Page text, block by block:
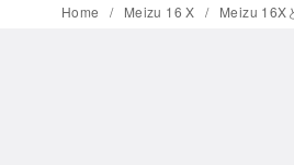
Home Meizu 16 X Meizu 16X